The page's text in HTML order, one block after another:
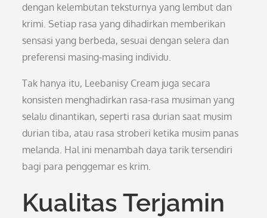
dengan kelembutan teksturnya yang lembut dan
krimi. Setiap rasa yang dihadirkan memberikan
sensasi yang berbeda, sesuai dengan selera dan
preferensi masing-masing individu.
Tak hanya itu, Leebanisy Cream juga secara
konsisten menghadirkan rasa-rasa musiman yang
selalu dinantikan, seperti rasa durian saat musim
durian tiba, atau rasa stroberi ketika musim panas
melanda. Hal ini menambah daya tarik tersendiri
bagi para penggemar es krim.
Kualitas Terjamin